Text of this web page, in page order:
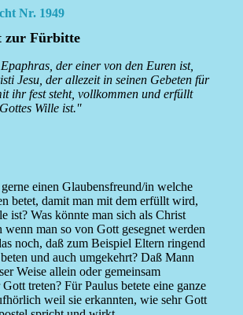
Nr. 1949
zur Fürbitte
der einer von den Euren ist,
Jesu, der allezeit in seinen Gebeten für
ihr fest steht, vollkommen und erfüllt
Wille ist.''
einen Glaubensfreund/in welche
betet, damit man mit dem erfüllt wird,
ist? Was könnte man sich als Christ
wenn man so von Gott gesegnet werden
noch, daß zum Beispiel Eltern ringend
und auch umgekehrt? Daß Mann
Weise allein oder gemeinsam
treten? Für Paulus betete eine ganze
weil sie erkannten, wie sehr Gott